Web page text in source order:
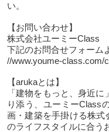
い。
【お問い合わせ】
株式会社ユーミーClass
下記のお問合せフォーム
//www.youme-class.com/
【arukaとは】
「建物をもっと、身近
り添う、ユーミーClass
画・建築を手掛ける株式
のライフスタイルに合う